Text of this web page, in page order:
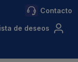
Contacto
de deseos